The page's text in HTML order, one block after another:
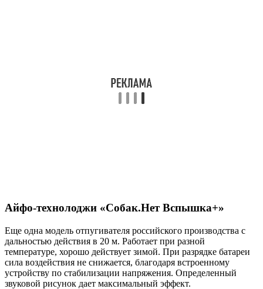
Айфо-технолоджи «Собак.Нет Вспышка+»
Еще одна модель отпугивателя российского производства с
дальностью действия в 20 м. Работает при разной
температуре, хорошо действует зимой. При разрядке батареи
сила воздействия не снижается, благодаря встроенному
устройству по стабилизации напряжения. Определенный
звуковой рисунок дает максимальный эффект.